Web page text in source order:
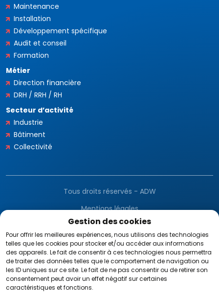
Gestion des cookies
Pour offrir les meilleures expériences, nous utilisons des technologies
telles que les cookies pour stocker et/ou accéder aux informations
des appareils. Le fait de consentir à ces technologies nous permettra
de traiter des données telles que le comportement de navigation ou
les ID uniques sur ce site. Le fait de ne pas consentir ou de retirer son
consentement peut avoir un effet négatif sur certaines
caractéristiques et fonctions.
Maintenance
Installation
Développement spécifique
Audit et conseil
Formation
Métier
Direction financière
DRH / RRH / RH
Secteur d’activité
Industrie
Bâtiment
Collectivité
Tous droits réservés - ADW
Mentions légales
CGV
RGPD
Plan du site